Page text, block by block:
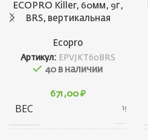
ECOPRO Killer, 60мм, 9г,
BRS, вертикальная
Ecopro
Артикул: EPVJKT60BRS
40 в наличии
671,00 ₽
ВЕС 19 г